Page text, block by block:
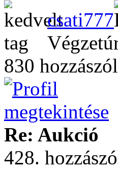
csati777
830
Re: Aukció
428.